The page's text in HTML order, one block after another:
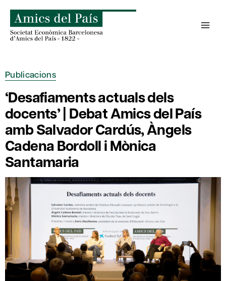
content
Publicacions
‘Desafiaments actuals dels
docents’ | Debat Amics del País
amb Salvador Cardús, Àngels
Cadena Bordoll i Mònica
Santamaria